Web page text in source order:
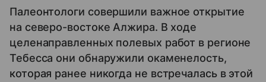
Палеонтологи совершили важное открытие
на северо-востоке Алжира. В ходе
целенаправленных полевых работ в регионе
Тебесса они обнаружили окаменелость,
которая ранее никогда не встречалась в этой